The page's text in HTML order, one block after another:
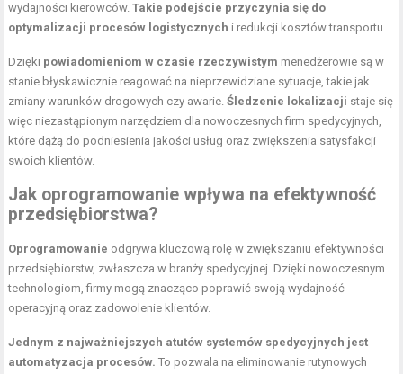
wydajności kierowców.Takie podejście przyczynia się do
optymalizacji procesów logistycznych i redukcji kosztów transportu.
Dzięki powiadomieniom w czasie rzeczywistym menedżerowie są w
stanie błyskawicznie reagować na nieprzewidziane sytuacje, takie jak
zmiany warunków drogowych czy awarie.Śledzenie lokalizacji staje się
więc niezastąpionym narzędziem dla nowoczesnych firm spedycyjnych,
które dążą do podniesienia jakości usług oraz zwiększenia satysfakcji
swoich klientów.
Jak oprogramowanie wpływa na efektywność
przedsiębiorstwa?
Oprogramowanie odgrywa kluczową rolę w zwiększaniu efektywności
przedsiębiorstw, zwłaszcza w branży spedycyjnej. Dzięki nowoczesnym
technologiom, firmy mogą znacząco poprawić swoją wydajność
operacyjną oraz zadowolenie klientów.
Jednym z najważniejszych atutów systemów spedycyjnych jest
automatyzacja procesów. To pozwala na eliminowanie rutynowych